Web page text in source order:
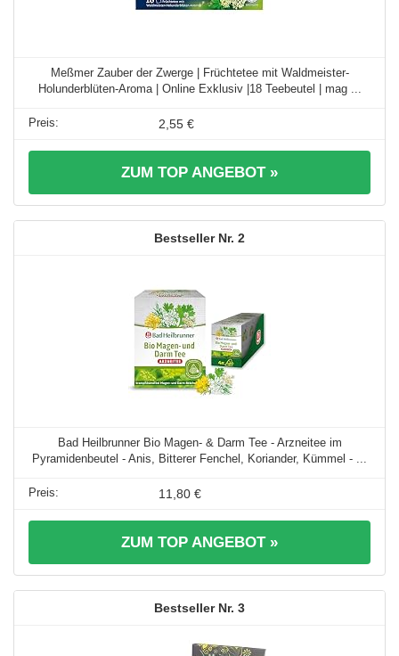
Meßmer Zauber der Zwerge | Früchtetee mit Waldmeister-
Holunderblüten-Aroma | Online Exklusiv |18 Teebeutel | mag ...
2,55 €
ZUM TOP ANGEBOT »
2
Bad Heilbrunner Bio Magen- & Darm Tee - Arzneitee im
Pyramidenbeutel - Anis, Bitterer Fenchel, Koriander, Kümmel - ...
11,80 €
ZUM TOP ANGEBOT »
3